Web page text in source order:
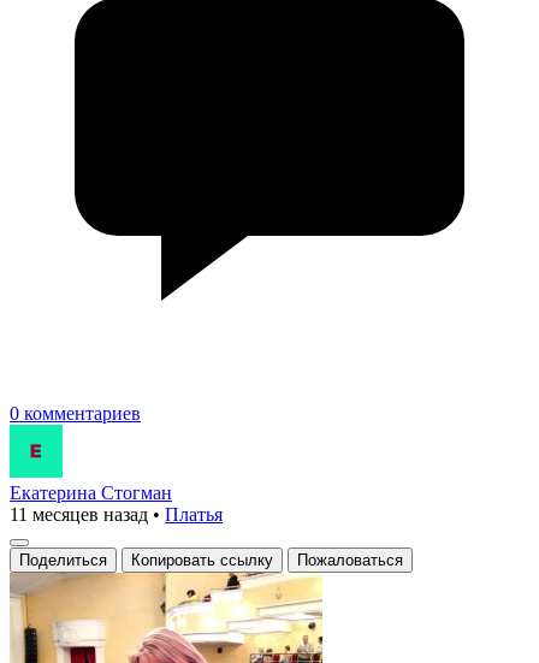
0 комментариев
Екатерина Стогман
11 месяцев назад • Платья
Поделиться Копировать ссылку Пожаловаться